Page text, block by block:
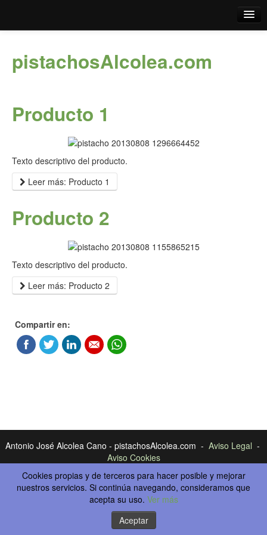
Información
Blog
pistachosAlcolea.com
Producto 1
Texto descriptivo del producto.
Leer más: Producto 1
Producto 2
Texto descriptivo del producto.
Leer más: Producto 2
Compartir en:
Antonio José Alcolea Cano - pistachosAlcolea.com - Aviso Legal -
Aviso Cookies
Calle Ruiz de Alda Nº 52 - 13630 Socuellamos Ciudad Real
- info@agrisoc.com
Plantaciones-Productos de Pistachos
Joomla templatesby
Cookies propias y de terceros para hacer posible y mejorar
nuestros servicios. Si continúa navegando, consideramos que
acepta su uso. Ver más
Aceptar